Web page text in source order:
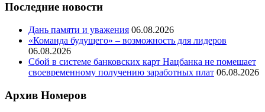
Последние новости
Дань памяти и уважения 06.08.2026
«Команда будущего» – возможность для лидеров
06.08.2026
Сбой в системе банковских карт Нацбанка не помешает
своевременному получению заработных плат 06.08.2026
Архив Номеров